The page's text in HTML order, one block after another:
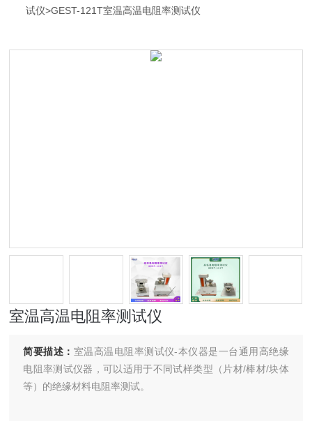
试仪>GEST-121T室温高温电阻率测试仪
室温高温电阻率测试仪
简要描述： 室温高温电阻率测试仪-本仪器是一台通用高绝缘
电阻率测试仪器，可以适用于不同试样类型（片材/棒材/块体
等）的绝缘材料电阻率测试。